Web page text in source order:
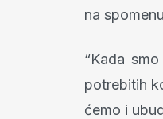
na
“Kada
potrebitih
ćemo i